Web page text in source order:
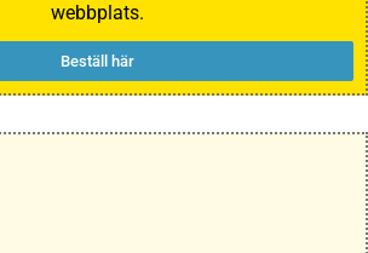
webbplats.
Beställ här